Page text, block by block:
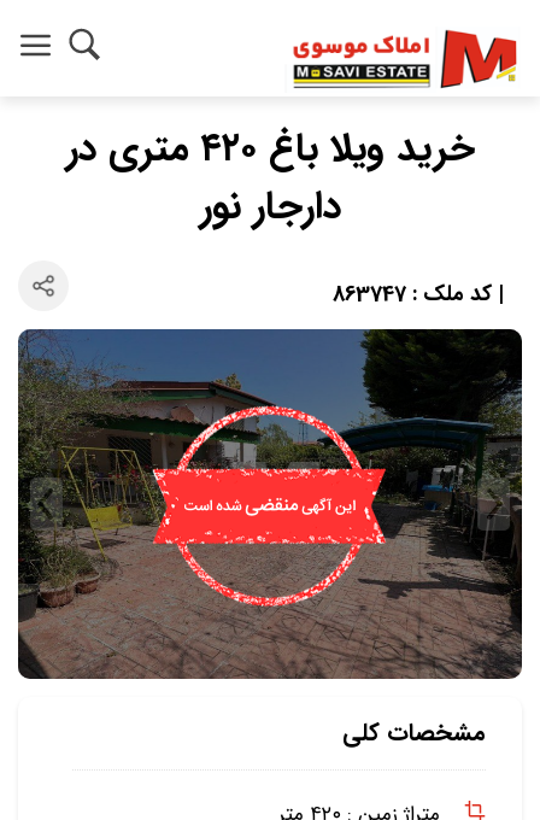
خرید ویلا باغ ۴۲۰ متری در
دارجار نور
| کد ملک : 863747
مشخصات کلی